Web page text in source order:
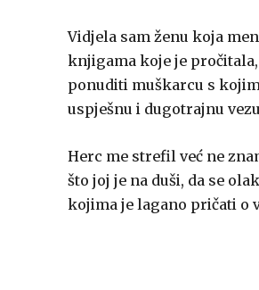
Vidjela sam ženu koja
knjigama koje je pročitala,
ponuditi muškarcu s
uspješnu i dugotrajnu
Herc me strefil već ne
što joj je na duši, da se
kojima je lagano pričati o